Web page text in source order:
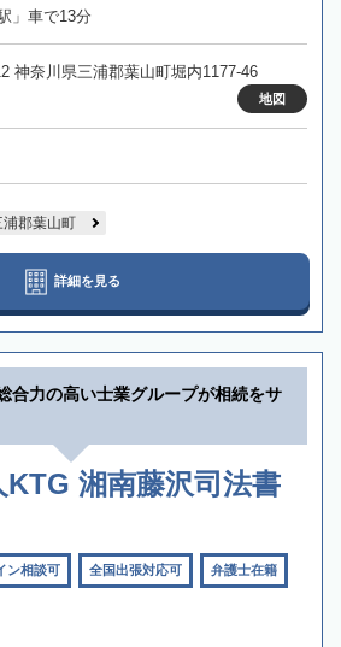
」車で13分
神奈川県三浦郡葉山町堀内1177-46
地図
浦郡葉山町
詳細を見る
合力の高い士業グループが相続をサ
湘南藤沢司法書
ン相談可 全国出張対応可 弁護士在籍